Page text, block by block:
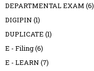
DEPARTMENTAL EXAM (6)
DIGIPIN (1)
DUPLICATE (1)
E - Filing(6)
E - LEARN (7)